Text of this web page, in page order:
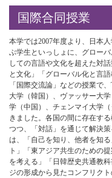
国際合同授業
本学では2007年度より、日本
ぶ学生といっしょに、グロー
しての言語や文化を超えた対
と文化」「グローバル化と言
「国際交流論」などの授業で
大学（韓国）、ヴァッサー大
学（中国）、チェンマイ大学
きました。各国の間に存在す
つつ、「対話」を通じて解決
は、「自己を知り、他者を知
ト」「東アジア共生のための
を考える」「日韓歴史共通教
ジの形成から見たコンフリク